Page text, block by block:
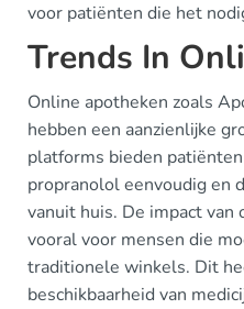
voor patiënten die het
Trends In
Online apotheken zoals
hebben een aanzienlijke
platforms bieden
propranolol eenvoudig en
vanuit huis. De impact
vooral voor mensen die
traditionele winkels. Dit
beschikbaarheid van